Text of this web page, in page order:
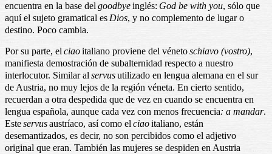
encuentra en la base del goodbyeinglés: God be with you, sólo que
aquí el sujeto gramatical es Dios, y no complemento de lugar o
destino. Poco cambia.
Por su parte, el ciaoitaliano proviene del vénetoschiavo (vostro),
manifiesta demostración de subalternidad respecto a nuestro
interlocutor. Similar al servusutilizado en lengua alemana en el sur
de Austria, no muy lejos de la región véneta. En cierto sentido,
recuerdan a otra despedida que de vez en cuando se encuentra en
lengua española, aunque cada vez con menos frecuencia: a mandar.
Esteservusaustríaco, así como el ciaoitaliano, están
desemantizados, es decir, no son percibidos como el adjetivo
original que eran. También las mujeres se despiden en Austria